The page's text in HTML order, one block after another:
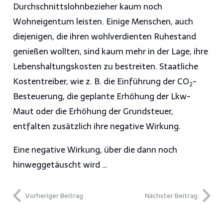
Durchschnittslohnbezieher kaum noch
Wohneigentum leisten. Einige Menschen, auch
diejenigen, die ihren wohlverdienten Ruhestand
genießen wollten, sind kaum mehr in der Lage, ihre
Lebenshaltungskosten zu bestreiten. Staatliche
Kostentreiber, wie z. B. die Einführung der CO2-
Besteuerung, die geplante Erhöhung der Lkw-
Maut oder die Erhöhung der Grundsteuer,
entfalten zusätzlich ihre negative Wirkung.
Eine negative Wirkung, über die dann noch
hinweggetäuscht wird …
Vorheriger Beitrag Nächster Beitrag